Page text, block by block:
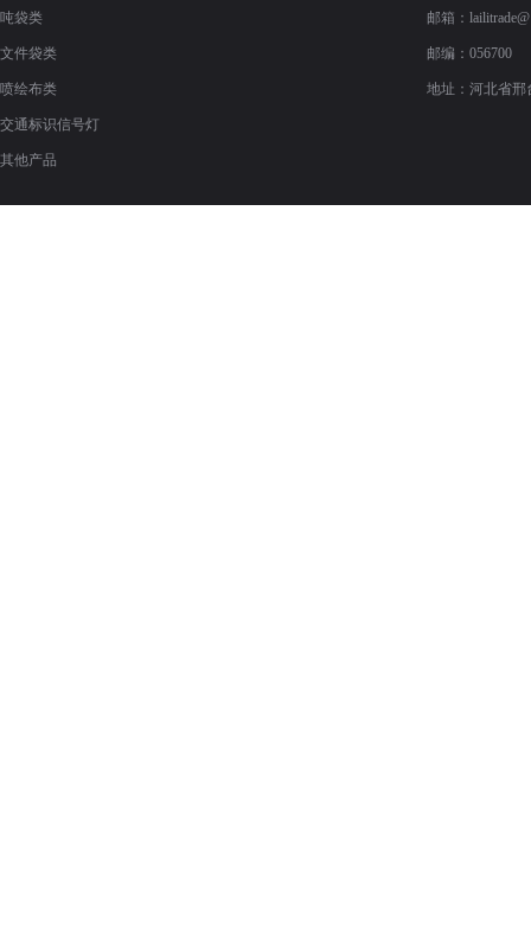
吨袋类
文件袋类
喷绘布类
交通标识信号灯
其他产品
邮箱：
邮编：056700
地址：河北省邢